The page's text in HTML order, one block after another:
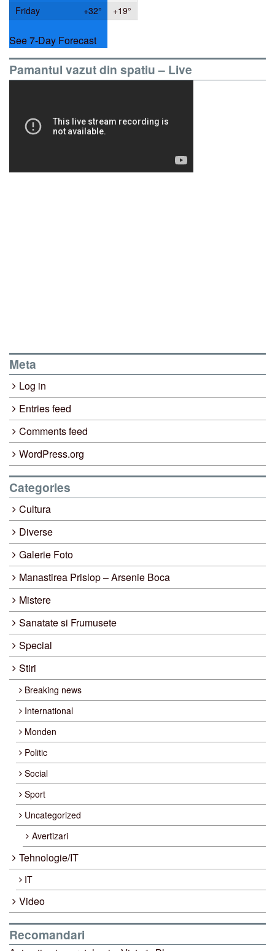
Friday
+32° +19°
See 7-Day Forecast
Pamantul vazut din spatiu – Live
Meta
Log in
Entries feed
Comments feed
WordPress.org
Categories
Cultura
Diverse
Galerie Foto
Manastirea Prislop – Arsenie Boca
Mistere
Sanatate si Frumusete
Special
Stiri
Breaking news
International
Monden
Politic
Social
Sport
Uncategorized
Avertizari
Tehnologie/IT
IT
Video
Recomandari